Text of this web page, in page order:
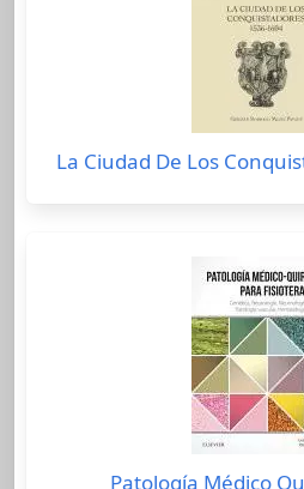
La Ciudad De Los
Patología Médico